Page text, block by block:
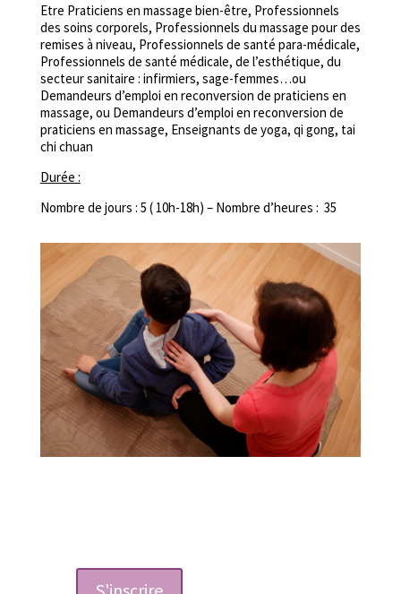
Etre Praticiens en massage bien-être, Professionnels
des soins corporels, Professionnels du massage pour des
remises à niveau, Professionnels de santé para-médicale,
Professionnels de santé médicale, de l’esthétique, du
secteur sanitaire : infirmiers, sage-femmes…ou
Demandeurs d’emploi en reconversion de praticiens en
massage, ou Demandeurs d’emploi en reconversion de
praticiens en massage, Enseignants de yoga, qi gong, tai
chi chuan
Durée :
Nombre de jours : 5 ( 10h-18h) – Nombre d’heures : 35